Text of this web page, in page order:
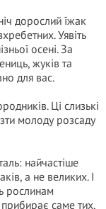
дорослий їжак
Уявіть
осені. За
жуків та
для вас.
Ці слизькі
молоду розсаду
найчастіше
а не великих. І
рослинам
саме тих,